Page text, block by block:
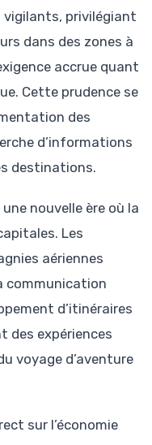
vigilants, privilégiant
dans des zones à
accrue quant
Cette prudence se
des
d’informations
destinations.
nouvelle ère où la
Les
aériennes
communication
d’itinéraires
expériences
voyage d’aventure
sur l’économie